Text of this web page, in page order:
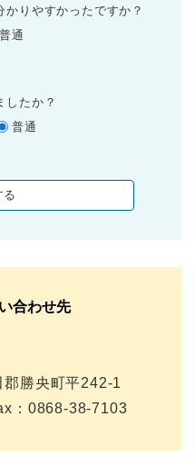
りやすかったですか？
普通
したか？
普通
合わせ先
郡勝央町平242-1
：0868-38-7103